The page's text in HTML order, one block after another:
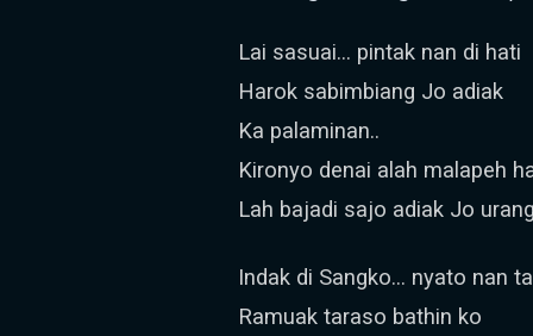
Lai sasuai... pintak nan di hati
Harok sabimbiang Jo adiak
Ka palaminan..
Kironyo denai alah malapeh
Lah bajadi sajo adiak Jo urang
Indak di Sangko... nyato nan
Ramuak taraso bathin ko